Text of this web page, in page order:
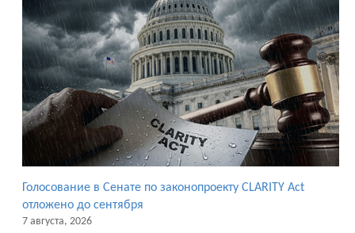
Голосование в Сенате по законопроекту CLARITY Act
отложено до сентября
7 августа, 2026